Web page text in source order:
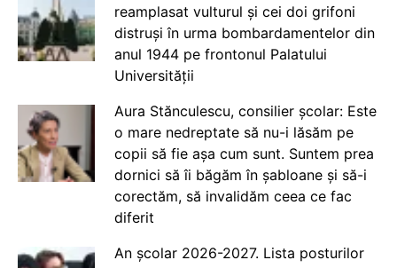
reamplasat vulturul și cei doi grifoni
distruși în urma bombardamentelor din
anul 1944 pe frontonul Palatului
Universității
Aura Stănculescu, consilier școlar: Este
o mare nedreptate să nu-i lăsăm pe
copii să fie așa cum sunt. Suntem prea
dornici să îi băgăm în șabloane și să-i
corectăm, să invalidăm ceea ce fac
diferit
An școlar 2026-2027. Lista posturilor